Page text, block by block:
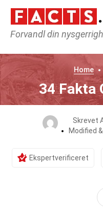
Forvandl din
Home
34 Fakta
Skrevet
Modified
Ekspertverificeret